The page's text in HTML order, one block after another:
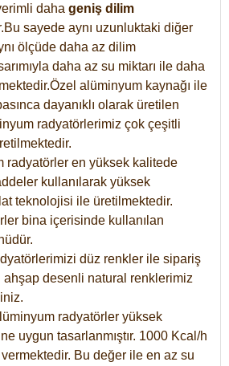
daha geniş dilim
sayede aynı uzunluktaki diğer
ölçüde daha az dilim
daha az su miktarı ile daha
alüminyum kaynağı ile
dayanıklı olarak üretilen
radyatörlerimiz çok çeşitli
radyatörler en yüksek kalitede
kullanılarak yüksek
teknolojisi ile üretilmektedir.
bina içerisinde kullanılan
düz renkler ile sipariş
desenli natural renklerimiz
radyatörler yüksek
uygun tasarlanmıştır. 1000 Kcal/h
vermektedir. Bu değer ile en az su